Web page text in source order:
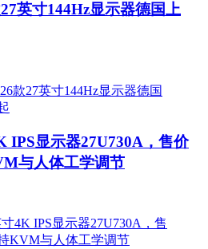
英寸144Hz显示器德国上
IPS显示器27U730A，售价
与人体工学调节